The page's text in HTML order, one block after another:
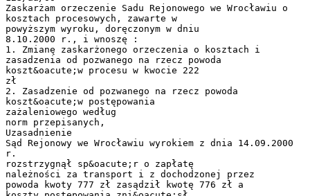
Zaskarżam orzeczenie Sadu Rejonowego we Wrocławiu o
kosztach procesowych, zawarte w
powyższym wyroku, doręczonym w dniu
8.10.2000 r., i wnoszę :
1. Zmianę zaskarżonego orzeczenia o kosztach i
zasadzenia od pozwanego na rzecz powoda
koszt&oacute;w procesu w kwocie 222
zł
2. Zasadzenie od pozwanego na rzecz powoda
koszt&oacute;w postępowania
zażaleniowego według
norm przepisanych,
Uzasadnienie
Sąd Rejonowy we Wrocławiu wyrokiem z dnia 14.09.2000
r.
rozstrzygnął sp&oacute;r o zapłatę
należności za transport i z dochodzonej przez
powoda kwoty 777 zł zasądził kwotę 776 zł a